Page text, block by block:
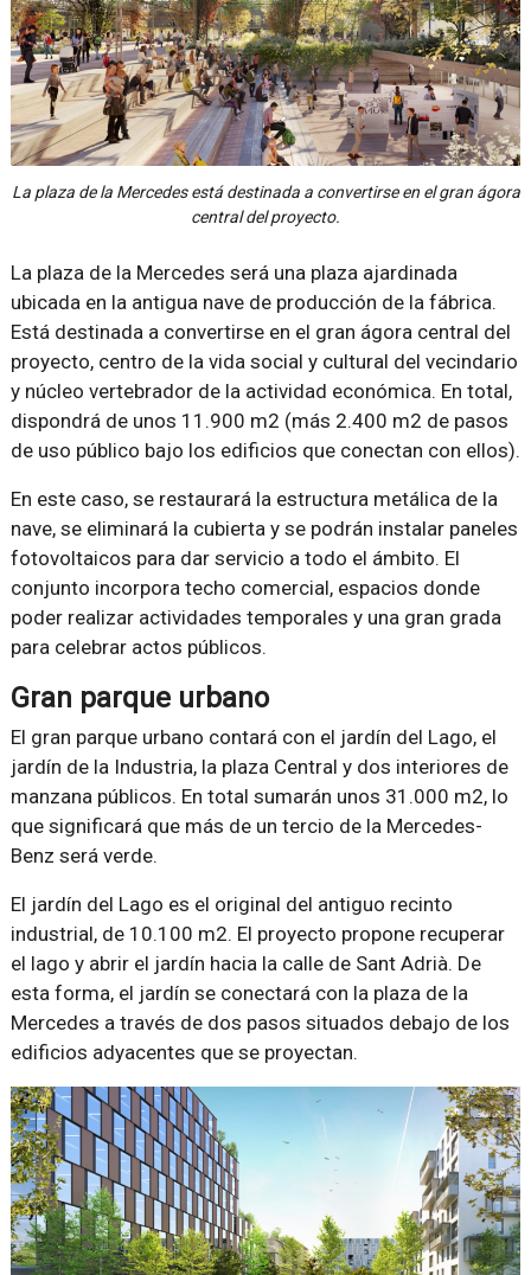
La plaza de la Mercedes está destinada a convertirse en el gran ágora
central del proyecto.
La plaza de la Mercedes será una plaza ajardinada
ubicada en la antigua nave de producción de la fábrica.
Está destinada a convertirse en el gran ágora central del
proyecto, centro de la vida social y cultural del vecindario
y núcleo vertebrador de la actividad económica. En total,
dispondrá de unos 11.900 m2 (más 2.400 m2 de pasos
de uso público bajo los edificios que conectan con ellos).
En este caso, se restaurará la estructura metálica de la
nave, se eliminará la cubierta y se podrán instalar paneles
fotovoltaicos para dar servicio a todo el ámbito. El
conjunto incorpora techo comercial, espacios donde
poder realizar actividades temporales y una gran grada
para celebrar actos públicos.
Gran parque urbano
El gran parque urbano contará con el jardín del Lago, el
jardín de la Industria, la plaza Central y dos interiores de
manzana públicos. En total sumarán unos 31.000 m2, lo
que significará que más de un tercio de la Mercedes-
Benz será verde.
El jardín del Lago es el original del antiguo recinto
industrial, de 10.100 m2. El proyecto propone recuperar
el lago y abrir el jardín hacia la calle de Sant Adrià. De
esta forma, el jardín se conectará con la plaza de la
Mercedes a través de dos pasos situados debajo de los
edificios adyacentes que se proyectan.